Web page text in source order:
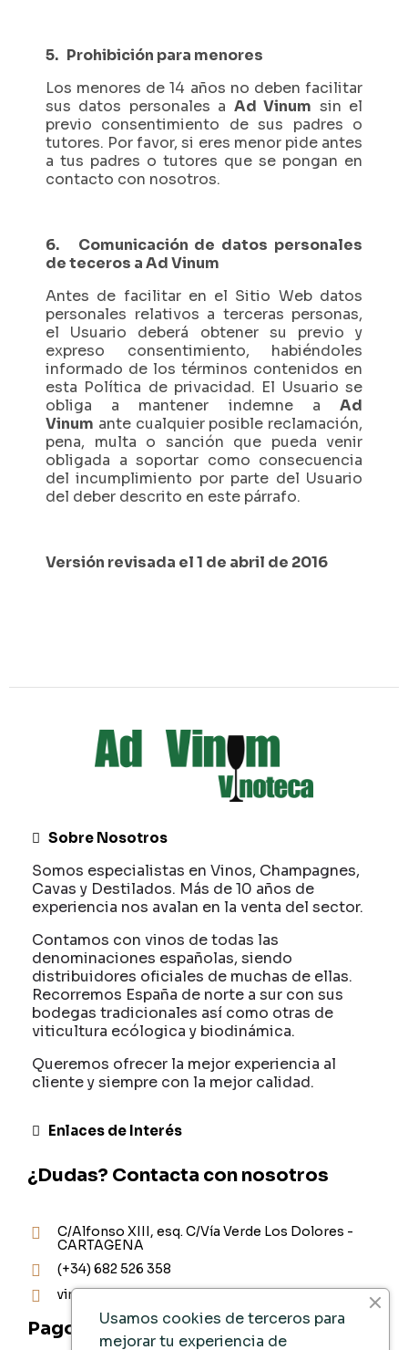
5. Prohibición para menores
Los menores de 14 años no deben facilitar
sus datos personales a Ad Vinum sin el
previo consentimiento de sus padres o
tutores. Por favor, si eres menor pide antes
a tus padres o tutores que se pongan en
contacto con nosotros.
6. Comunicación de datos personales
de teceros a Ad Vinum
Antes de facilitar en el Sitio Web datos
personales relativos a terceras personas,
el Usuario deberá obtener su previo y
expreso consentimiento, habiéndoles
informado de los términos contenidos en
esta Política de privacidad. El Usuario se
obliga a mantener indemne a Ad
Vinum ante cualquier posible reclamación,
pena, multa o sanción que pueda venir
obligada a soportar como consecuencia
del incumplimiento por parte del Usuario
del deber descrito en este párrafo.
Versión revisada el 1 de abril de 2016
Sobre Nosotros
Somos especialistas en Vinos, Champagnes,
Cavas y Destilados. Más de 10 años de
experiencia nos avalan en la venta del sector.
Contamos con vinos de todas las
denominaciones españolas, siendo
distribuidores oficiales de muchas de ellas.
Recorremos España de norte a sur con sus
bodegas tradicionales así como otras de
viticultura ecólogica y biodinámica.
Queremos ofrecer la mejor experiencia al
cliente y siempre con la mejor calidad.
Enlaces de Interés
¿Dudas? Contacta con nosotros
C/Alfonso XIII, esq. C/Vía Verde Los Dolores -
CARTAGENA
(+34) 682 526 358
vinoteca@ad-vinum.es
Pago SeguroUsamos cookies de terceros para
mejorar tu experiencia de